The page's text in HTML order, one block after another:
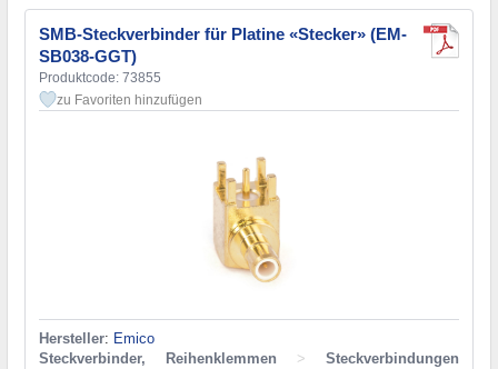
SMB-Steckverbinder für Platine «Stecker» (EM-
SB038-GGT)
Produktcode: 73855
zu Favoriten hinzufügen
Hersteller: Emico
Steckverbinder, Reihenklemmen
>
Steckverbindungen